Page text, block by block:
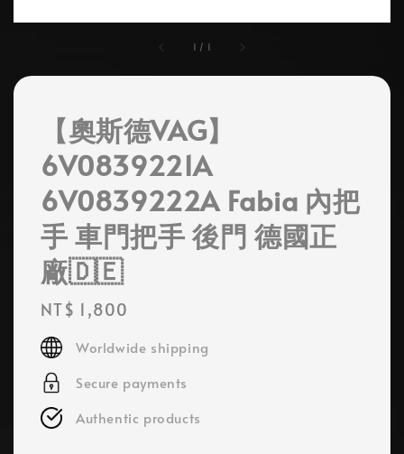
1 / 1
【奧斯德VAG】
6V0839221A
6V0839222A Fabia 內把
手 車門把手 後門 德國正
廠🇩🇪
Regular
price
NT$ 1,800
Worldwide shipping
Secure payments
Authentic products